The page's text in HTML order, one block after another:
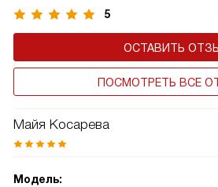
5
ОСТАВИТЬ
ПОСМОТРЕТЬ ВСЕ
Майя Косарева
Модель: